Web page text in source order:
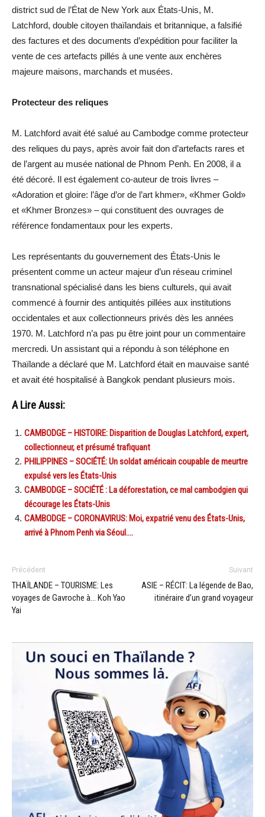
district sud de l’État de New York aux États-Unis, M.
Latchford, double citoyen thaïlandais et britannique, a falsifié
des factures et des documents d’expédition pour faciliter la
vente de ces artefacts pillés à une vente aux enchères
majeure maisons, marchands et musées.
Protecteur des reliques
M. Latchford avait été salué au Cambodge comme protecteur
des reliques du pays, après avoir fait don d’artefacts rares et
de l’argent au musée national de Phnom Penh. En 2008, il a
été décoré. Il est également co-auteur de trois livres –
«Adoration et gloire: l’âge d’or de l’art khmer», «Khmer Gold»
et «Khmer Bronzes» – qui constituent des ouvrages de
référence fondamentaux pour les experts.
Les représentants du gouvernement des États-Unis le
présentent comme un acteur majeur d’un réseau criminel
transnational spécialisé dans les biens culturels, qui avait
commencé à fournir des antiquités pillées aux institutions
occidentales et aux collectionneurs privés dès les années
1970. M. Latchford n’a pas pu être joint pour un commentaire
mercredi. Un assistant qui a répondu à son téléphone en
Thaïlande a déclaré que M. Latchford était en mauvaise santé
et avait été hospitalisé à Bangkok pendant plusieurs mois.
A Lire Aussi:
CAMBODGE – HISTOIRE: Disparition de Douglas Latchford, expert,
collectionneur, et présumé trafiquant
PHILIPPINES – SOCIÉTÉ: Un soldat américain coupable de meurtre
expulsé vers les États-Unis
CAMBODGE – SOCIÉTÉ : La déforestation, ce mal cambodgien qui
décourage les États-Unis
CAMBODGE – CORONAVIRUS: Moi, expatrié venu des États-Unis,
arrivé à Phnom Penh via Séoul….
Précédent
THAÏLANDE – TOURISME: Les
voyages de Gavroche à… Koh Yao
Yai
Suivant
ASIE – RÉCIT: La légende de Bao,
itinéraire d’un grand voyageur